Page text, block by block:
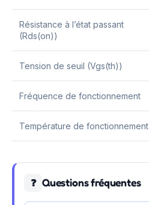
Résistance à l’état passant
(Rds(on))
Tension de seuil (Vgs(th))
Fréquence de fonctionnement
Température de fonctionnement
❓ Questions fréquentes